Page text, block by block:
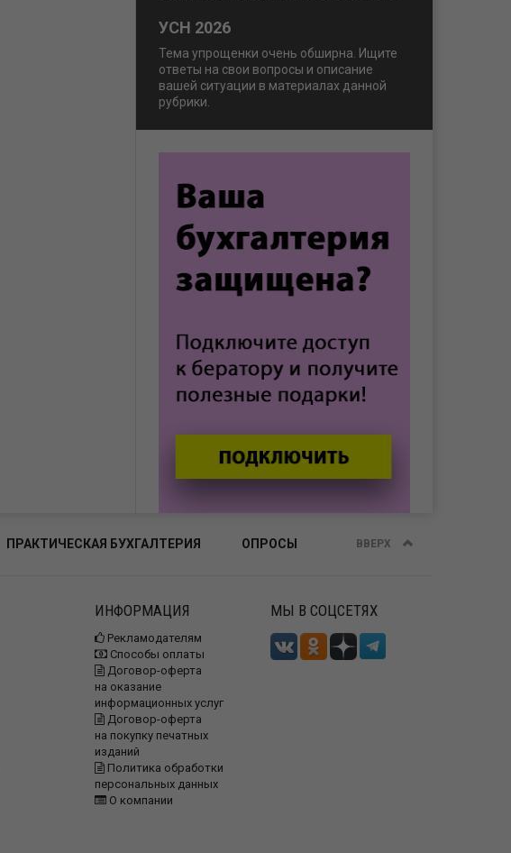
УСН 2026
Тема упрощенки очень обширна. Ищите
ответы на свои вопросы и описание
вашей ситуации в материалах данной
рубрики.
ПРАКТИЧЕСКАЯ БУХГАЛТЕРИЯ ОПРОСЫ ВВЕРХ
ИНФОРМАЦИЯ
Рекламодателям
Способы оплаты
Договор-оферта
на оказание
информационных услуг
Договор-оферта
на покупку печатных
изданий
Политика обработки
персональных данных
О компании
МЫ В СОЦСЕТЯХ